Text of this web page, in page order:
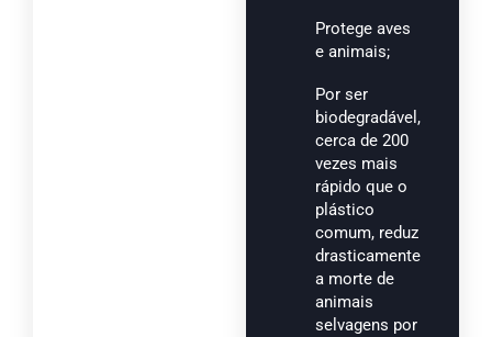
Protege aves
e animais;
Por ser
biodegradável,
cerca de 200
vezes mais
rápido que o
plástico
comum, reduz
drasticamente
a morte de
animais
selvagens por